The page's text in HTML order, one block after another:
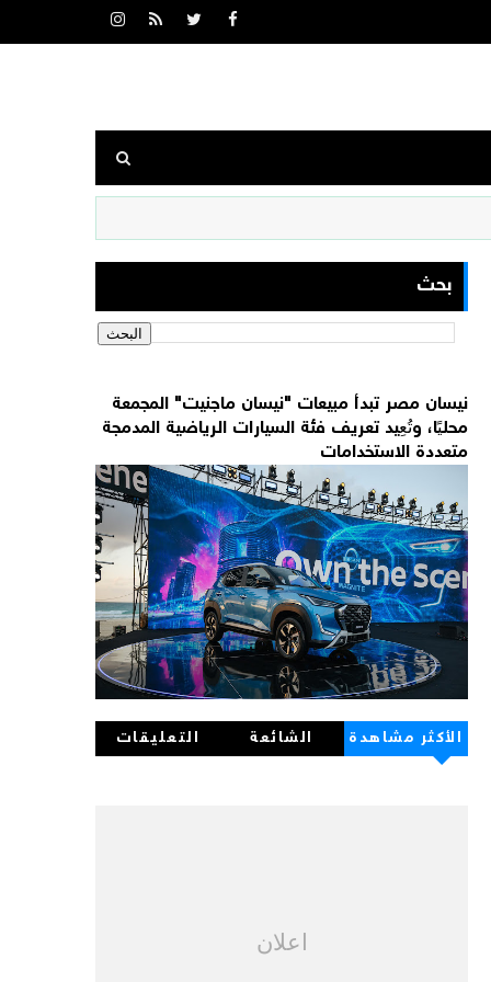
بحث
نيسان مصر تبدأ مبيعات "نيسان ماجنيت" المجمعة
محليًا، وتُعِيد تعريف فئة السيارات الرياضية المدمجة
متعددة الاستخدامات
الأكثر مشاهدة الشائعة التعليقات
اعلان